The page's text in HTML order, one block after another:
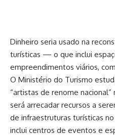
Dinheiro seria usado na
turísticas — o que inclui
empreendimentos viários,
O Ministério do Turismo
“artistas de renome
será arrecadar recursos a
de infraestruturas turísticas
inclui centros de eventos e